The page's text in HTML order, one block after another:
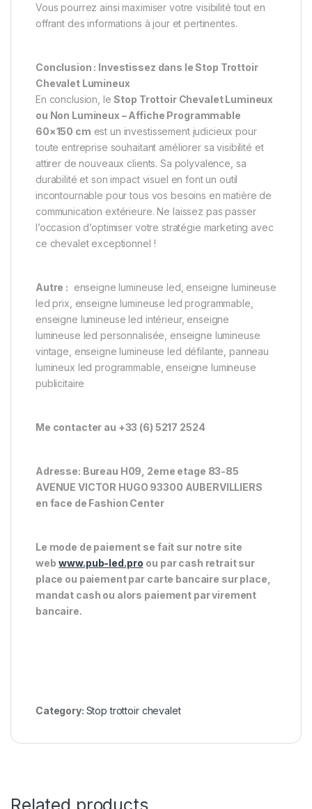
Vous pourrez ainsi maximiser votre visibilité tout en
offrant des informations à jour et pertinentes.
Conclusion : Investissez dans le Stop Trottoir
Chevalet Lumineux
En conclusion, leStop Trottoir Chevalet Lumineux
ou Non Lumineux – Affiche Programmable
60×150 cm est un investissement judicieux pour
toute entreprise souhaitant améliorer sa visibilité et
attirer de nouveaux clients. Sa polyvalence, sa
durabilité et son impact visuel en font un outil
incontournable pour tous vos besoins en matière de
communication extérieure. Ne laissez pas passer
l’occasion d’optimiser votre stratégie marketing avec
ce chevalet exceptionnel !
Autre : enseigne lumineuse led, enseigne lumineuse
led prix, enseigne lumineuse led programmable,
enseigne lumineuse led intérieur, enseigne
lumineuse led personnalisée, enseigne lumineuse
vintage, enseigne lumineuse led défilante, panneau
lumineux led programmable, enseigne lumineuse
publicitaire
Me contacter au +33 (6) 5217 2524
Adresse: Bureau H09, 2eme etage 83-85
AVENUE VICTOR HUGO 93300 AUBERVILLIERS
en face de Fashion Center
Le mode de paiement se fait sur notre site
web www.pub-led.pro ou par cash retrait sur
place ou paiement par carte bancaire sur place,
mandat cash ou alors paiement par virement
bancaire.
Category: Stop trottoir chevalet
Related products